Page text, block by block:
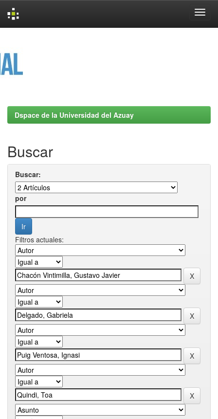
Dspace de la Universidad del Azuay
Buscar
Buscar:
por
Filtros actuales: